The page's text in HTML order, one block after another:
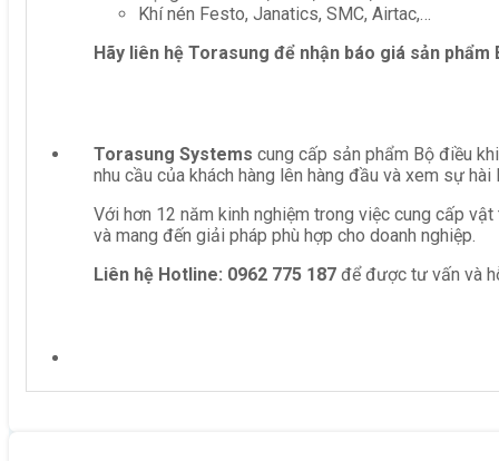
Khí nén Festo, Janatics, SMC, Airtac,…
Hãy liên hệ Torasung để nhận báo giá sản phẩm
Torasung Systems cung cấp sản phẩm Bộ điều
nhu cầu của khách hàng lên hàng đầu và xem sự
Với hơn 12 năm kinh nghiệm trong việc cung cấp
và mang đến giải pháp phù hợp cho doanh nghiệp.
Liên hệ Hotline: 0962 775 187 để được tư vấn và